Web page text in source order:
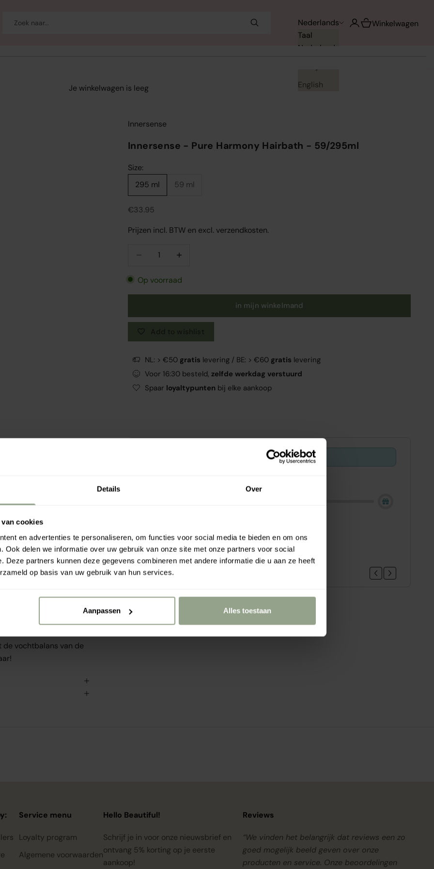
Details Over
cookies
en advertenties te personaliseren, om functies voor social media te bieden en om ons
Ook delen we informatie over uw gebruik van onze site met onze partners voor social
Deze partners kunnen deze gegevens combineren met andere informatie die u aan ze heeft
op basis van uw gebruik van hun services.
Aanpassen Alles toestaan
Nederlands
Taal
Nederlands
English
Accountpagina openen
Winkelwagen
Winkelwagen
Je winkelwagen is leeg
Innersense
Innersense - Pure Harmony Hairbath - 59/295ml
Size:
295 ml
59 ml
Aanbiedingsprijs
€33.95
Prijzen incl. BTW en excl. verzendkosten.
Aantal verlagenAantal verlagen
Op voorraad
in mijn winkelmand
NL: > €50 gratis levering / BE: > €60 gratis levering
Voor 16:30 besteld, zelfde werkdag verstuurd
Spaar loyaltypunten bij elke aankoop
Offer ends in:29 : 47
Rahua aloe vera hair gel mini, 22ml
€0.00
€7.95
haarverzorging zijn:
te verhogen.
zuiveren, terwijl
waardoor het haar
en de Sweet
de vochtbalans van de
Service menu
Loyalty program
Algemene voorwaarden
Hello Beautiful!
Schrijf je in voor onze nieuwsbrief en
ontvang 5% korting op je eerste
aankoop!
Reviews
“We vinden het belangrijk dat reviews een zo
goed mogelijk beeld geven over onze
producten en service. Onze beoordelingen